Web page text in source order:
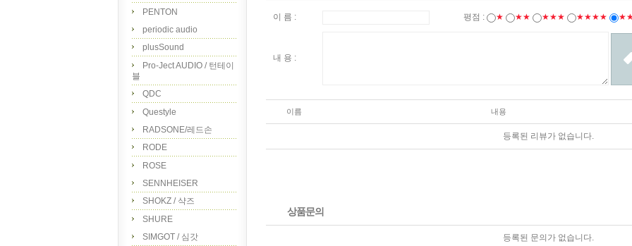
PENTON
periodic audio
plusSound
Pro-Ject AUDIO / 턴테이
블
QDC
Questyle
RADSONE/레드손
RODE
ROSE
SENNHEISER
SHOKZ / 샥즈
SHURE
SIMGOT / 심갓
이 름 : 평점 : ★ ★★ ★★★ ★★★★
내 용 :
이름 내용
등록된 리뷰가 없습니다.
상품문의
등록된 문의가 없습니다.